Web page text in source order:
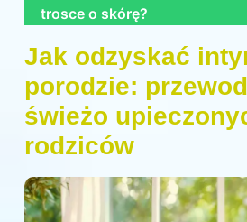
trosce o skórę?
Jak odzyskać
porodzie:
świeżo
rodziców